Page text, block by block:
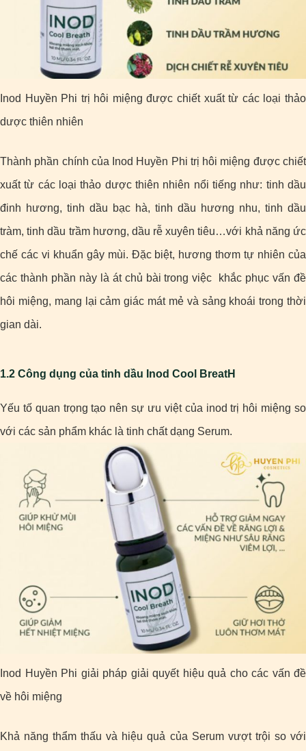
Inod Huyền Phi trị hôi miệng được chiết xuất từ các loại thảo
dược thiên nhiên
Thành phần chính của Inod Huyền Phi trị hôi miệng được chiết
xuất từ các loại thảo dược thiên nhiên nổi tiếng như: tinh dầu
đinh hương, tinh dầu bạc hà, tinh dầu hương nhu, tinh dầu
tràm, tinh dầu trầm hương, dầu rễ xuyên tiêu…với khả năng ức
chế các vi khuẩn gây mùi. Đặc biệt, hương thơm tự nhiên của
các thành phần này là át chủ bài trong việc khắc phục vấn đề
hôi miệng, mang lại cảm giác mát mẻ và sảng khoái trong thời
gian dài.
1.2 Công dụng của tinh dầu Inod Cool BreatH
Yếu tố quan trọng tạo nên sự ưu việt của inod trị hôi miệng so
với các sản phẩm khác là tinh chất dạng Serum.
Inod Huyền Phi giải pháp giải quyết hiệu quả cho các vấn đề
về hôi miệng
Khả năng thẩm thấu và hiệu quả của Serum vượt trội so với